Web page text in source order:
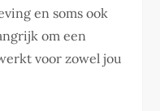
en soms ook
om een
voor zowel jou